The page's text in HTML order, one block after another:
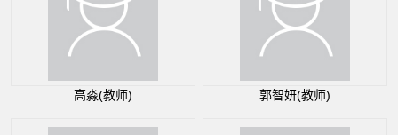
高淼(教师) 郭智妍(教师)